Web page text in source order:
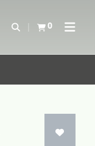
Abrir0
Ver carritoAbrir